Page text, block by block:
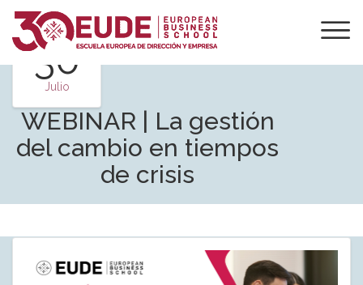
30
Julio
WEBINAR | La gestión
del cambio en tiempos
de crisis